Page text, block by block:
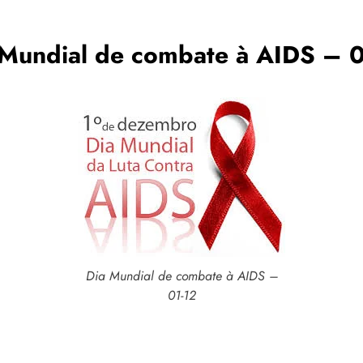
de combate à AIDS –
Dia Mundial de combate à AIDS –
01-12